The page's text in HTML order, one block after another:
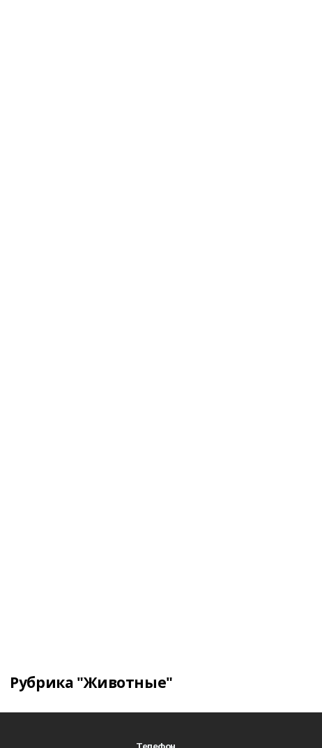
Рубрика "Животные"